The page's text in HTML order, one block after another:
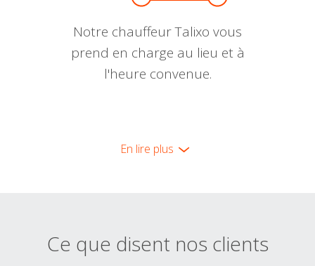
Notre chauffeur Talixo vous
prend en charge au lieu et à
l'heure convenue.
En lire plus
Ce que disent nos clients